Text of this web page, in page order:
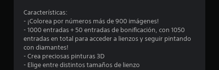
.
2
Características:
- ¡Colorea por números más de 900 imágenes!
- 1000 entradas + 50 entradas de bonificación, con 1050
entradas en total para acceder a lienzos y seguir pintando
con diamantes!
- Crea preciosas pinturas 3D
- Elige entre distintos tamaños de lienzo